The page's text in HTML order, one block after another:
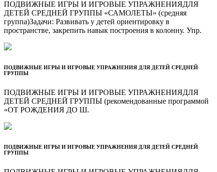
ПОДВИЖНЫЕ ИГРЫ И ИГРОВЫЕ УПРАЖНЕНИЯДЛЯ
ДЕТЕЙ СРЕДНЕЙ ГРУППЫ «САМОЛЕТЫ» (средняя
группа)Задачи: Развивать у детей ориентировку в
пространстве, закрепить навык построения в колонну. Упр.
ПОДВИЖНЫЕ ИГРЫ И ИГРОВЫЕ УПРАЖНЕНИЯ ДЛЯ ДЕТЕЙ СРЕДНЕЙ
ГРУППЫ
ПОДВИЖНЫЕ ИГРЫ И ИГРОВЫЕ УПРАЖНЕНИЯДЛЯ
ДЕТЕЙ СРЕДНЕЙ ГРУППЫ (рекомендованные программой
«ОТ РОЖДЕНИЯ ДО Ш.
ПОДВИЖНЫЕ ИГРЫ И ИГРОВЫЕ УПРАЖНЕНИЯ ДЛЯ ДЕТЕЙ СРЕДНЕЙ
ГРУППЫ